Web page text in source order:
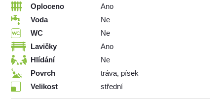
Oploceno
Ano
Voda
Ne
WC
Ne
Lavičky
Ano
Hlídání
Ne
Povrch
tráva, písek
Velikost
střední